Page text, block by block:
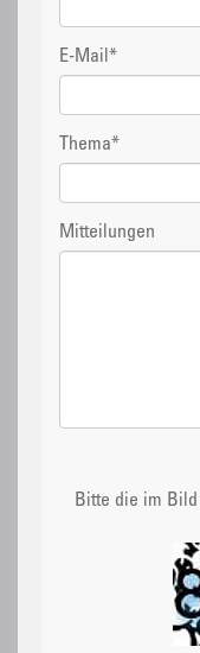
E-Mail *
Thema*
Mitteilungen
Bitte die im